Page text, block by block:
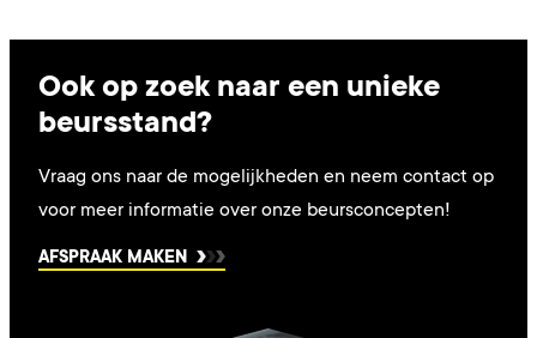
Ook op zoek naar een unieke
beursstand?
Vraag ons naar de mogelijkheden en neem contact op
voor meer informatie over onze beursconcepten!
AFSPRAAK MAKEN